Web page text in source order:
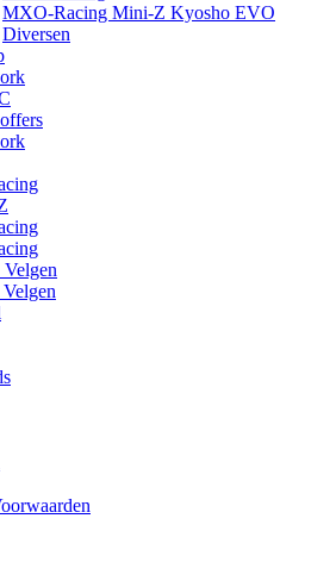
MXO-Racing Mini-Z Kyosho EVO
Diversen